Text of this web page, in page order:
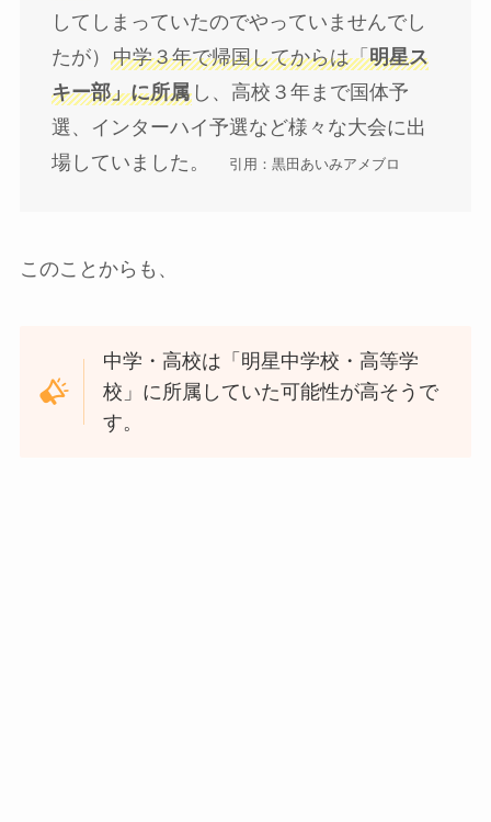
してしまっていたのでやっていませんでし
たが） 中学３年で帰国してからは「明星ス
キー部」に所属し、高校３年まで国体予
選、インターハイ予選など様々な大会に出
場していました。
引用：黒田あいみアメブロ
このことからも、
中学・高校は「明星中学校・高等学
校」に所属していた可能性が高そうで
す。